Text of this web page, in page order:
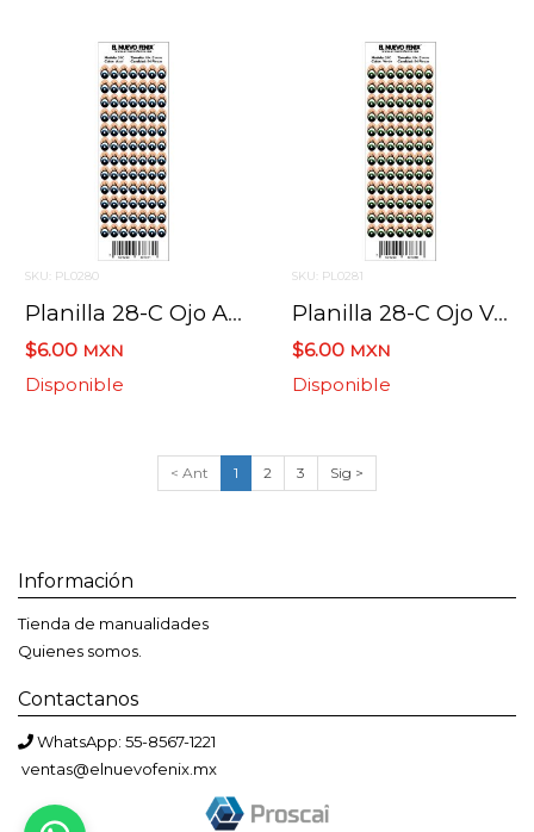
SKU: PL0280
Planilla 28-C Ojo Azul 84 Pzas. Nacional 10 X 15 Mm
$6.00 MXN
Disponible
SKU: PL0281
Planilla 28-C Ojo Verde 84 Pzas. Nacional 10 X 15 Mm
$6.00 MXN
Disponible
< Ant 1 2 3 Sig >
Información
Tienda de manualidades
Quienes somos.
Contactanos
WhatsApp: 55-8567-1221
ventas@elnuevofenix.mx
Bienvenido a El Nuevo Fénix